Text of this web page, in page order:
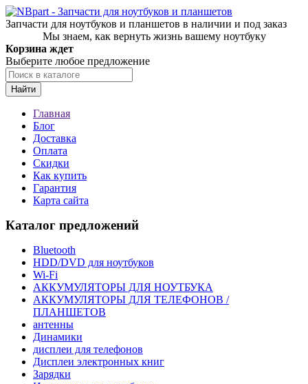
Запчасти для ноутбуков и планшетов в наличии и под заказ
Мы знаем, как вернуть жизнь вашему ноутбуку
Корзина ждет
Выберите любое предложение
Найти
Главная
Блог
Доставка
Оплата
Скидки
Как купить
Гарантия
Карта сайта
Каталог предложений
Bluetooth
HDD/DVD для ноутбуков
Wi-Fi
АККУМУЛЯТОРЫ ДЛЯ НОУТБУКА
АККУМУЛЯТОРЫ ДЛЯ ТЕЛЕФОНОВ /
ПЛАНШЕТОВ
антенны
Динамики
дисплеи для телефонов
Дисплеи электронных книг
Зарядки